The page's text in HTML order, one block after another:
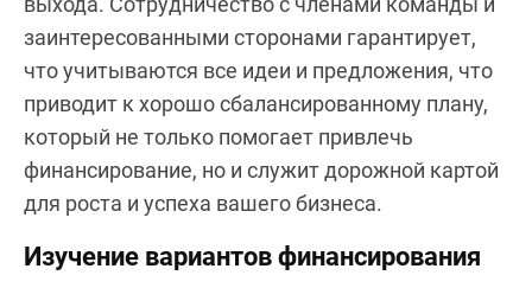
заинтересованными сторонами гарантирует,
что учитываются все идеи и предложения, что
приводит к хорошо сбалансированному плану,
который не только помогает привлечь
финансирование, но и служит дорожной картой
для роста и успеха вашего бизнеса.
Изучение вариантов финансирования